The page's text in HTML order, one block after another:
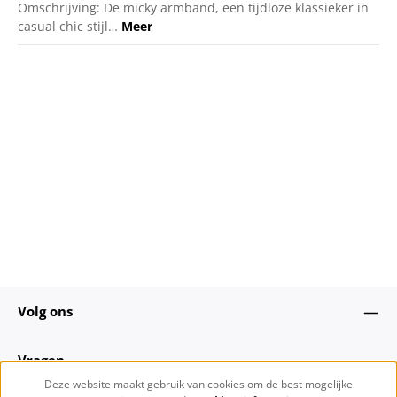
Omschrijving: De micky armband, een tijdloze klassieker in
casual chic stijl… Meer
Volg ons
Vragen
Deze website maakt gebruik van cookies om de best mogelijke